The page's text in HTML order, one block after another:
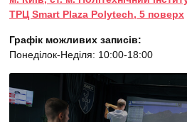
ТРЦ Smart Plaza Polytech, 5 поверх
Графік можливих записів:
Понеділок-Неділя: 10:00-18:00